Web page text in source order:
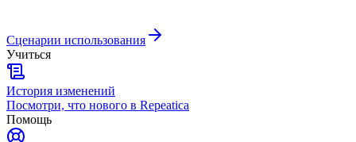
Сценарии использования
Учиться
История изменений
Посмотри, что нового в Repeatica
Помощь